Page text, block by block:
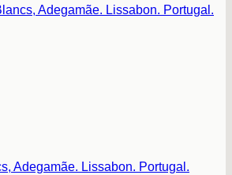
Adegamãe. Lissabon. Portugal.